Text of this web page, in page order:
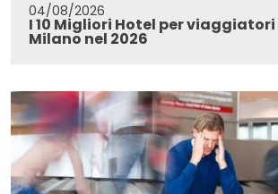
04/08/2026
I 10 Migliori Hotel per
Milano nel 2026